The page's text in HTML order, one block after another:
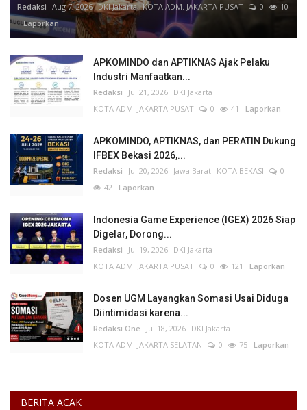
Redaksi Aug 7, 2026 DKI Jakarta KOTA ADM. JAKARTA PUSAT 0
10
Laporkan
APKOMINDO dan APTIKNAS Ajak Pelaku
Industri Manfaatkan...
Redaksi Jul 21, 2026 DKI Jakarta
KOTA ADM. JAKARTA PUSAT
0 41 Laporkan
APKOMINDO, APTIKNAS, dan PERATIN Dukung
IFBEX Bekasi 2026,...
Redaksi Jul 20, 2026 Jawa Barat KOTA BEKASI
0
42 Laporkan
Indonesia Game Experience (IGEX) 2026 Siap
Digelar, Dorong...
Redaksi Jul 19, 2026 DKI Jakarta
KOTA ADM. JAKARTA PUSAT
0 121 Laporkan
Dosen UGM Layangkan Somasi Usai Diduga
Diintimidasi karena...
Redaksi One Jul 18, 2026 DKI Jakarta
KOTA ADM. JAKARTA SELATAN
0 75 Laporkan
BERITA ACAK